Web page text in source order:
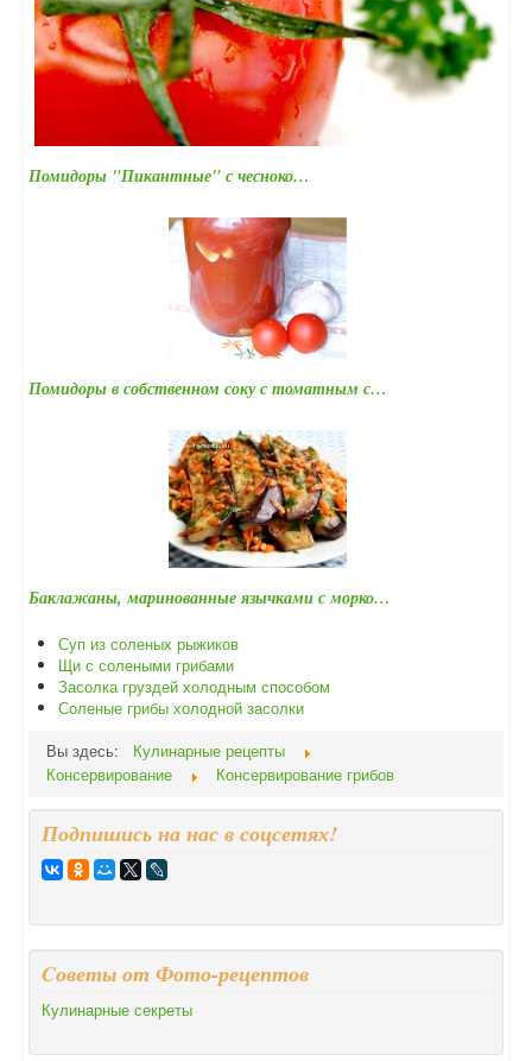
Помидоры "Пикантные" с чесноко…
Помидоры в собственном соку с томатным с…
Баклажаны, маринованные язычками с морко…
Суп из соленых рыжиков
Щи с солеными грибами
Засолка груздей холодным способом
Соленые грибы холодной засолки
Вы здесь:
Кулинарные рецепты
Консервирование
Консервирование грибов
Подпишись на нас в соцсетях!
Cоветы от Фото-рецептов
Кулинарные секреты